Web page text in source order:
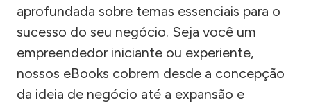
aprofundada sobre temas essenciais para o
sucesso do seu negócio. Seja você um
empreendedor iniciante ou experiente,
nossos eBooks cobrem desde a concepção
da ideia de negócio até a expansão e